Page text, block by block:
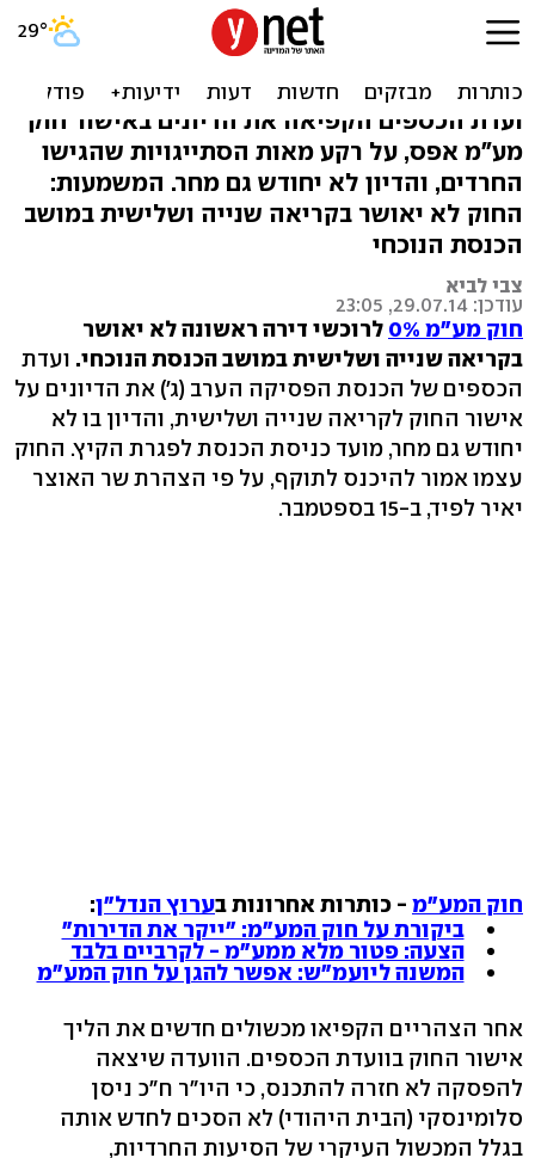
חוק מע"מ 0% לא יאושר לפני
ועדת הכספים הקפיאה את הדיונים באישור חוק
מע"מ אפס, על רקע מאות הסתייגויות שהגישו
החרדים, והדיון לא יחודש גם מחר. המשמעות:
החוק לא יאושר בקריאה שנייה ושלישית במושב
הכנסת הנוכחי
צבי לביא
עודכן: 29.07.14, 23:05
חוק מע"מ 0%
לרוכשי דירה ראשונה לא יאושר
בקריאה שנייה ושלישית במושב הכנסת הנוכחי. ועדת
הכספים של הכנסת הפסיקה הערב (ג') את הדיונים על
אישור החוק לקריאה שנייה ושלישית, והדיון בו לא
יחודש גם מחר, מועד כניסת הכנסת לפגרת הקיץ. החוק
עצמו אמור להיכנס לתוקף, על פי הצהרת שר האוצר
יאיר לפיד, ב-15 בספטמבר.
חוק המע"מ - כותרות אחרונות בערוץ הנדל"ן:
ביקורת על חוק המע"מ: "ייקר את הדירות"
הצעה: פטור מלא ממע"מ - לקרביים בלבד
המשנה ליועמ"ש: אפשר להגן על חוק המע"מ
אחר הצהריים הקפיאו מכשולים חדשים את הליך
אישור החוק בוועדת הכספים. הוועדה שיצאה
להפסקה לא חזרה להתכנס, כי היו"ר ח"כ ניסן
סלומינסקי (הבית היהודי) לא הסכים לחדש אותה
בגלל המכשול העיקרי של הסיעות החרדיות,